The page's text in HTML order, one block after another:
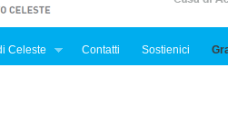
Celeste Contatti Sostienici